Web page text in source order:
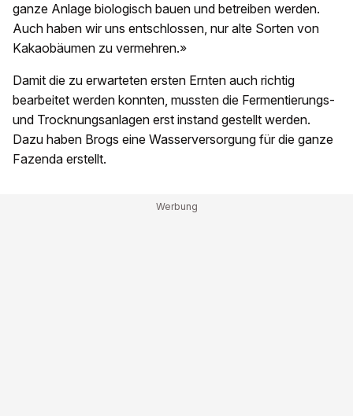
ganze Anlage biologisch bauen und betreiben werden.
Auch haben wir uns entschlossen, nur alte Sorten von
Kakaobäumen zu vermehren.»
Damit die zu erwarteten ersten Ernten auch richtig
bearbeitet werden konnten, mussten die Fermentierungs-
und Trocknungsanlagen erst instand gestellt werden.
Dazu haben Brogs eine Wasserversorgung für die ganze
Fazenda erstellt.